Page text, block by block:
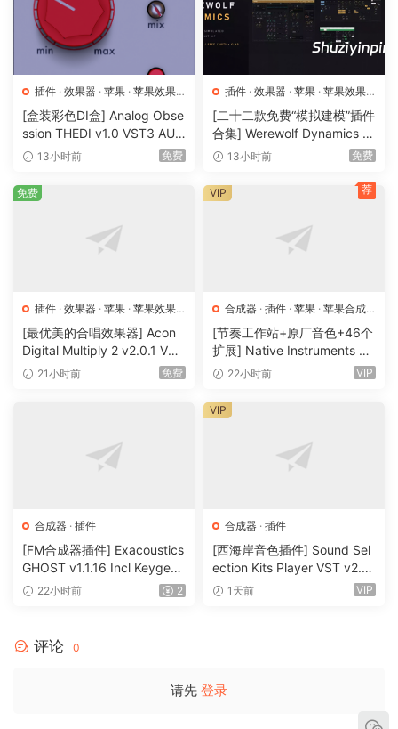
browser. create your own preset categories and banks to
further diversify your own library.
100 samples included
tundra is a perfect solution for sound designers looking for
a collection of sampler-ready sounds. the 100 originally
crafted samples are provided in their own folder inside the
download, ready to drop into your preferred sampler or
daw. each file is tuned to c and contain embedded loop
sampler supports it).
Enjoy!
ohsie
插件 · 效果器 · 苹果 · 苹果效果
器
[盒装彩色DI盒] Analog Obse
ssion THEDI v1.0 VST3 AU
AAX [WiN, MacOSX]（17.8
13小时前 免费
插件 · 效果器 · 苹果 · 苹果效果
器
[二十二款免费“模拟建模”插件
合集] Werewolf Dynamics Pl
ugins Bundle v0.7.6 VST3 C
85MB+313MB)
13小时前 免费
插件 · 效果器 · 苹果 · 苹果效果
器
[最优美的合唱效果器] Acon
Digital Multiply 2 v2.0.1 VST
VST3 AU AAX [WiN, MacOS
21小时前 免费
免费
合成器 · 插件 · 苹果 · 苹果合成
器
[节奏工作站+原厂音色+46个
扩展] Native Instruments M
aschine 3.6.0-HCiSO [Mac
22小时前 VIP
VIP 荐
合成器 · 插件
[FM合成器插件] Exacoustics
GHOST v1.1.16 Incl Keygen-
R2R [WiN]（12.1MB）
22小时前 2
合成器 · 插件
[西海岸音色插件] Sound Sel
ection Kits Player VST v2.0.
0 bundle-V.R [WiN]（3.26G
1天前 VIP
VIP
评论 0
请先 登录